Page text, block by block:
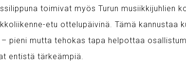
toimivat myös Turun musiikkijuhlien
etu ottelupäivinä. Tämä kannustaa
pieni mutta tehokas tapa helpottaa
entistä tärkeämpiä.